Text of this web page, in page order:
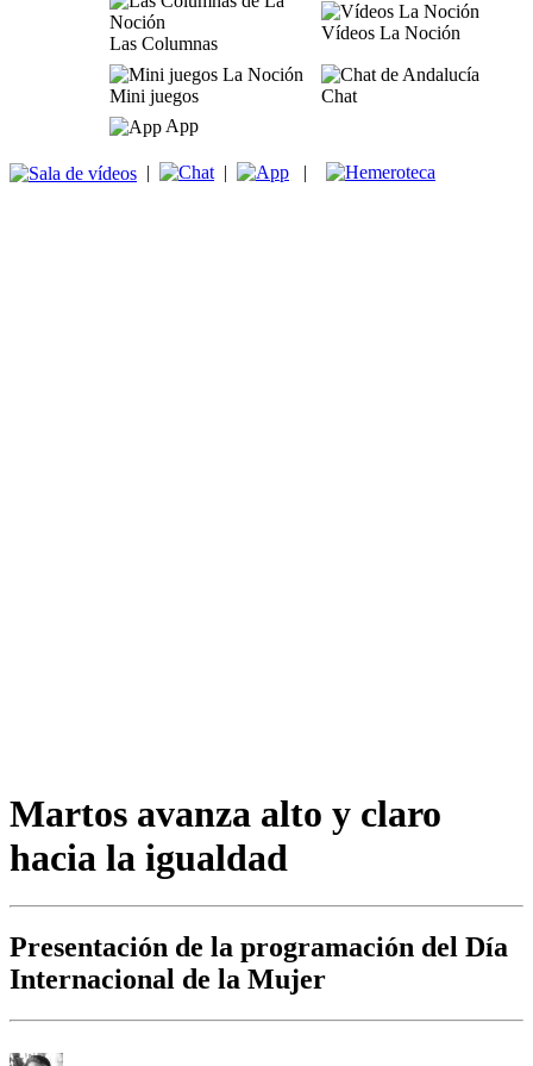
Las Columnas
Vídeos La Noción
Mini juegos
Chat
App
| | |
Martos avanza alto y claro
hacia la igualdad
Presentación de la programación del Día
Internacional de la Mujer